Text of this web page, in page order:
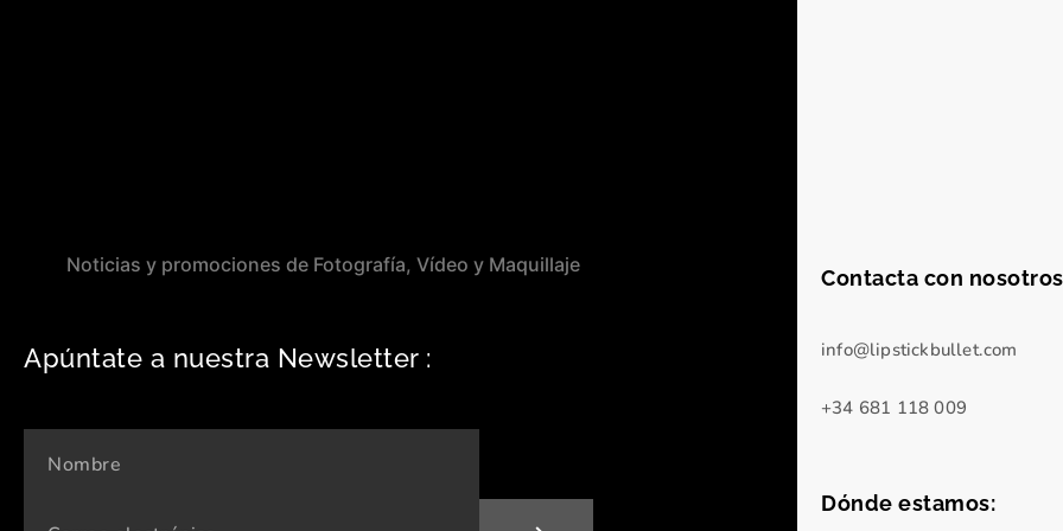
Noticias y promociones de Fotografía, Vídeo y Maquillaje
Apúntate a nuestra Newsletter :
Contacta con
info@lipstickbullet.com
+34 681 118 009
Dónde estamos: